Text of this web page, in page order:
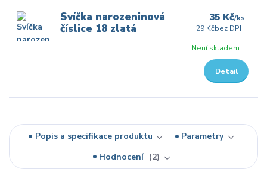
Svíčka narozeninová
číslice 18 zlatá
35 Kč/ks
29 Kčbez DPH
Není skladem
Detail
Popis a specifikace produktu
Parametry
Hodnocení
2